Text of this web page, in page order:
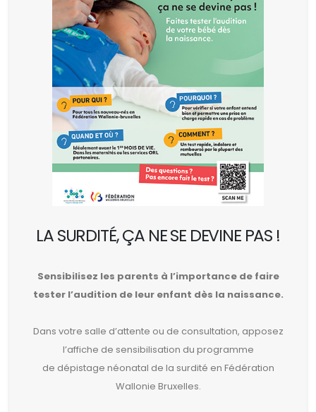
LA SURDITÉ, ÇA NE SE DEVINE PAS !
Sensibilisez les parents à l’importance de faire
tester l’audition de leur enfant dès la naissance.
Dans votre salle d’attente ou de consultation, apposez
l’affiche de sensibilisation du programme
de dépistage néonatal de la surdité en Fédération
Wallonie Bruxelles.